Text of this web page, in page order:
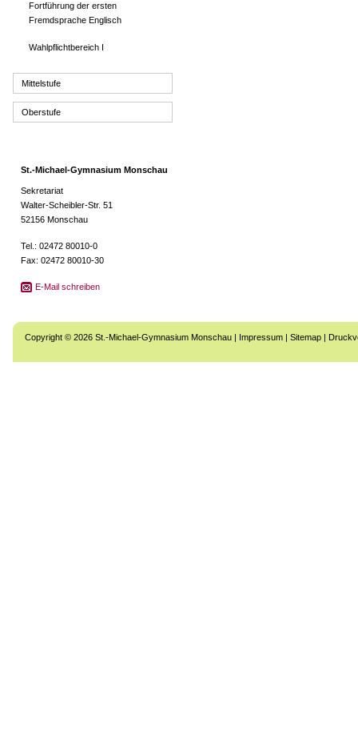
Fortführung der ersten
Fremdsprache Englisch
Wahlpflichtbereich I
Mittelstufe
Oberstufe
St.-Michael-Gymnasium Monschau
Sekretariat
Walter-Scheibler-Str. 51
52156 Monschau
Tel.: 02472 80010-0
Fax: 02472 80010-30
E-Mail schreiben
Copyright © 2026 St.-Michael-Gymnasium Monschau | Impressum | Sitemap |